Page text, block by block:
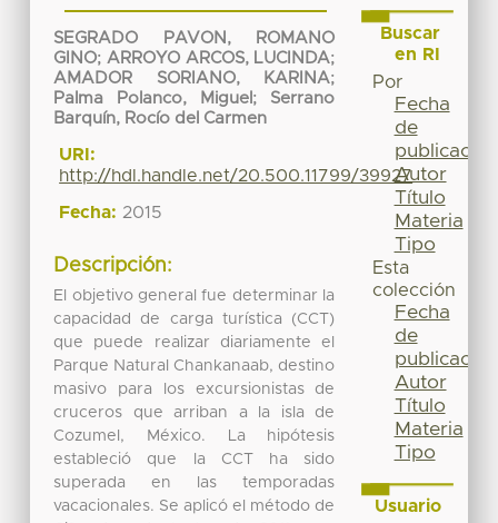
SEGRADO PAVON, ROMANO
GINO; ARROYO ARCOS, LUCINDA;
AMADOR SORIANO, KARINA;
Palma Polanco, Miguel ; Serrano
Barquín, Rocío del Carmen
URI:
http://hdl.handle.net/20.500.11799/39927
Fecha: 2015
Descripción:
El objetivo general fue determinar la
capacidad de carga turística (CCT)
que puede realizar diariamente el
Parque Natural Chankanaab, destino
masivo para los excursionistas de
cruceros que arriban a la isla de
Cozumel, México. La hipótesis
estableció que la CCT ha sido
superada en las temporadas
vacacionales. Se aplicó el método de
Buscar
en RI
Por
Fecha
de
publicación
Autor
Título
Materia
Tipo
Esta
colección
Fecha
de
publicación
Autor
Título
Materia
Tipo
Usuario